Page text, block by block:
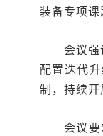
装备专项课
会议
配置迭代
制，持续开
会议